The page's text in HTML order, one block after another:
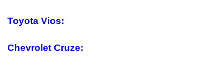
Toyota Vios:
Chevrolet Cruze: